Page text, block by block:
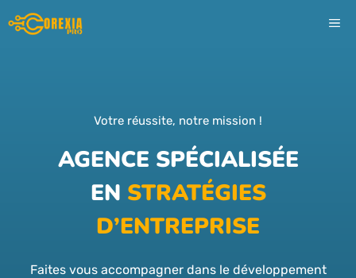
Aller
au
Votre réussite, notre mission !
AGENCE SPÉCIALISÉE
EN STRATÉGIES
D’ENTREPRISE
Faites vous accompagner dans le développement